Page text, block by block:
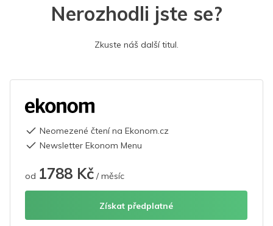
Nerozhodli jste se?
Zkuste náš další titul.
Neomezené čtení na Ekonom.cz
Newsletter Ekonom Menu
od 1788 Kč / měsíc
Získat předplatné